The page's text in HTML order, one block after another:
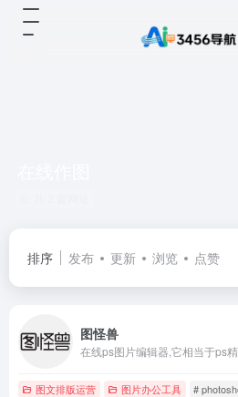
排序 发布 更新 浏览 点赞
图怪兽
图文排版运营 图片办公工具 #